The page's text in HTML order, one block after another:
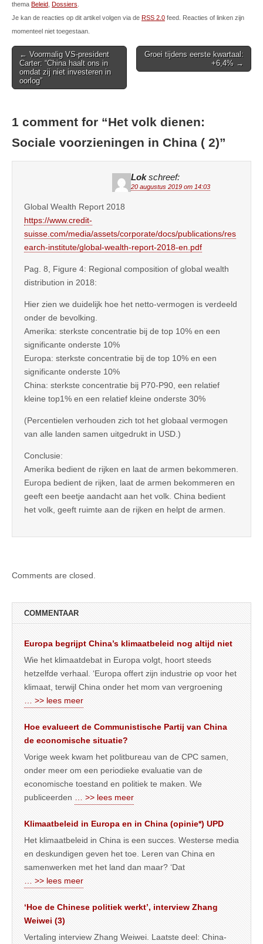
thema Beleid, Dossiers.
Je kan de reacties op dit artikel volgen via de RSS 2.0 feed. Reacties of linken zijn
momenteel niet toegestaan.
Post
navigation
← Voormalig VS-president
Carter: “China haalt ons in
omdat zij niet investeren in
oorlog”
Groei tijdens eerste kwartaal:
+6,4% →
1 comment for “Het volk dienen:
Sociale voorzieningen in China ( 2)”
Lok schreef:
20 augustus 2019 om 14:03
Global Wealth Report 2018
https://www.credit-
suisse.com/media/assets/corporate/docs/publications/res
earch-institute/global-wealth-report-2018-en.pdf
Pag. 8, Figure 4: Regional composition of global wealth
distribution in 2018:
Hier zien we duidelijk hoe het netto-vermogen is verdeeld
onder de bevolking.
Amerika: sterkste concentratie bij de top 10% en een
significante onderste 10%
Europa: sterkste concentratie bij de top 10% en een
significante onderste 10%
China: sterkste concentratie bij P70-P90, een relatief
kleine top1% en een relatief kleine onderste 30%
(Percentielen verhouden zich tot het globaal vermogen
van alle landen samen uitgedrukt in USD.)
Conclusie:
Amerika bedient de rijken en laat de armen bekommeren.
Europa bedient de rijken, laat de armen bekommeren en
geeft een beetje aandacht aan het volk. China bedient
het volk, geeft ruimte aan de rijken en helpt de armen.
Comments are closed.
COMMENTAAR
Europa begrijpt China’s klimaatbeleid nog altijd niet
Wie het klimaatdebat in Europa volgt, hoort steeds
hetzelfde verhaal. ‘Europa offert zijn industrie op voor het
klimaat, terwijl China onder het mom van vergroening
… >> lees meer
Hoe evalueert de Communistische Partij van China
de economische situatie?
Vorige week kwam het politbureau van de CPC samen,
onder meer om een periodieke evaluatie van de
economische toestand en politiek te maken. We
publiceerden
… >> lees meer
Klimaatbeleid in Europa en in China (opinie*) UPD
Het klimaatbeleid in China is een succes. Westerse media
en deskundigen geven het toe. Leren van China en
samenwerken met het land dan maar? ‘Dat
… >> lees meer
‘Hoe de Chinese politiek werkt’, interview Zhang
Weiwei (3)
Vertaling interview Zhang Weiwei. Laatste deel: China-